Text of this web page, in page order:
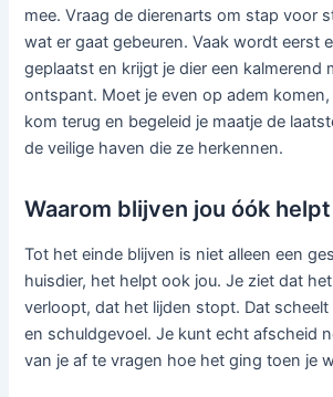
mee. Vraag de dierenarts om stap voor
wat er gaat gebeuren. Vaak wordt eerst
geplaatst en krijgt je dier een kalmerend
ontspant. Moet je even op adem
kom terug en begeleid je maatje de
de veilige haven die ze herkennen.
Waarom blijven jou óók helpt
Tot het einde blijven is niet alleen een
huisdier, het helpt ook jou. Je ziet dat
verloopt, dat het lijden stopt. Dat scheelt
en schuldgevoel. Je kunt echt afscheid
van je af te vragen hoe het ging toen je